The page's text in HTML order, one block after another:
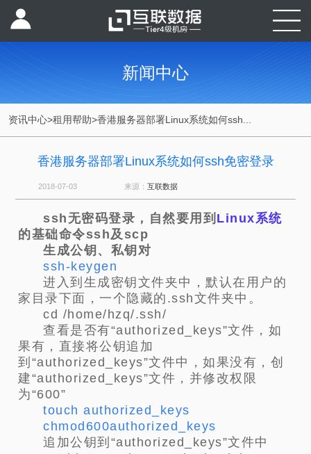
新闻中心
资讯中心>租用帮助>香港服务器部署Linux系统如何ssh...
香港服务器部署Linux系统如何ssh免密登录
2018-07-03 来源： 互联数据
ssh无密码登录，自然要用到 Linux系统
的基础命令ssh及scp
生成公钥、私钥对
ssh-keygen
进入到生成密钥文件夹中，默认在用户的
家目录下面，一个隐藏的.ssh文件夹中。
cd /home/hzq/.ssh/
查看是否有“authorized_keys”文件，如
果有，直接将公钥追加
到“authorized_keys”文件中，如果没有，创
建“authorized_keys”文件，并修改权限
为“600”
touch authorized_keys
chmod600authorized_keys
追加公钥到“authorized_keys”文件中